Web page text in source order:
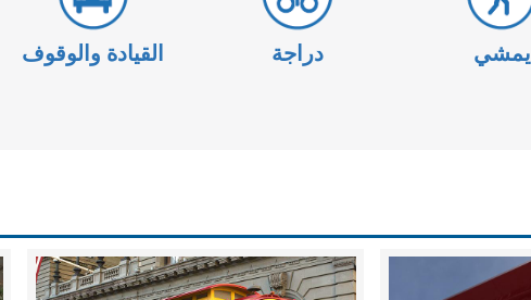
يمشي دراجة القيادة والوقوف